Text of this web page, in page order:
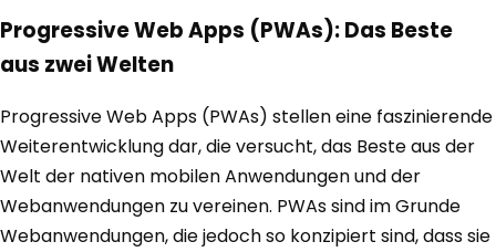
Progressive Web Apps (PWAs): Das Beste
aus zwei Welten
Progressive Web Apps (PWAs) stellen eine faszinierende
Weiterentwicklung dar, die versucht, das Beste aus der
Welt der nativen mobilen Anwendungen und der
Webanwendungen zu vereinen. PWAs sind im Grunde
Webanwendungen, die jedoch so konzipiert sind, dass sie